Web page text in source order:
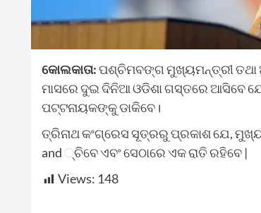
କୋଲକାତା:ପଶ୍ଚିମବଙ୍ଗ ମୁଖ୍ୟମନ୍ତ୍ରୀ ତଥା
ମାସରେ ଦୁଇ ଦିନିଆ ଓଡିଶା ଗସ୍ତରେ ଆସିବେ
ପଟ୍ଟନାୟକଙ୍କୁ ଡାକିବେ।
ତ୍ରିନାଥ କଂଗ୍ରେସ ସୂତ୍ରରୁ ପ୍ରକାଶ ଯେ,
and ୍ଚିବେ ଏବଂ ସେଠାରେ ଏକ ରାତି ରହିବେ |
Views: 148